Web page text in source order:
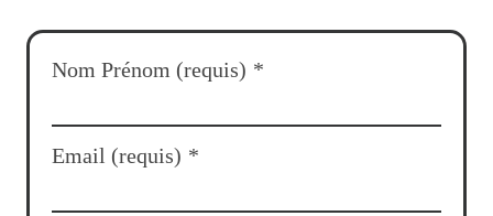
Nom Prénom (requis) *
Email (requis) *